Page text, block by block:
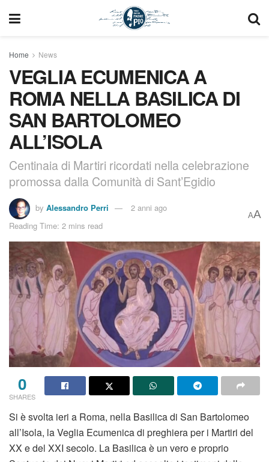
Home News
VEGLIA ECUMENICA A
ROMA NELLA BASILICA DI
SAN BARTOLOMEO
ALL’ISOLA
Centinaia di Martiri ricordati nella celebrazione
promossa dalla Comunità di Sant’Egidio
by Alessandro Perri
2 anni ago
Reading Time: 2 mins read
AA
0
SHARES
Si è svolta ieri a Roma, nella Basilica di San Bartolomeo
all’Isola, la Veglia Ecumenica di preghiera per i Martiri del
XX e del XXI secolo. La Basilica è un vero e proprio